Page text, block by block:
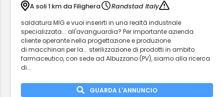
A soli 1 km da Filighera
Randstad Italy
saldatura MIG e vuoi inserirti in una realtà industriale
specializzata... all'avanguardia? Per importante azienda
cliente operante nella progettazione e produzione
di macchinari per la... sterilizzazione di prodotti in ambito
farmaceutico, con sede ad Albuzzano (PV), siamo alla ricerca
di...
GUARDA L'ANNUNCIO